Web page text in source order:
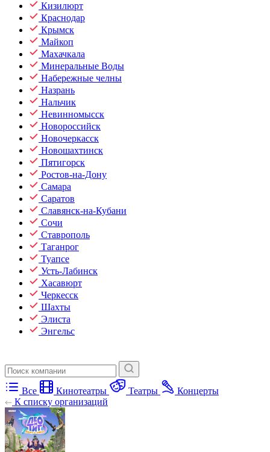
Кизилюрт
Краснодар
Крымск
Майкоп
Махачкала
Минеральные Воды
Набережные челны
Назрань
Нальчик
Невинномысск
Новороссийск
Новочеркасск
Новошахтинск
Пятигорск
Ростов-на-Дону
Самара
Саратов
Славянск-на-Кубани
Сочи
Ставрополь
Таганрог
Туапсе
Усть-Лабинск
Хасавюрт
Черкесск
Шахты
Элиста
Энгельс
Все Кинотеатры Театры
Концерты
К списку организаций